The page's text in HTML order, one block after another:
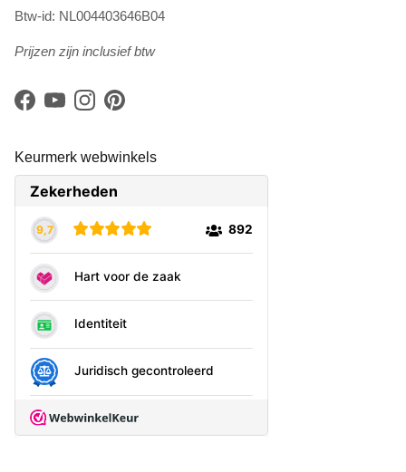
Btw-id: NL004403646B04
Prijzen zijn inclusief btw
Facebook
YouTubeInstagramPinterest
Keurmerk webwinkels